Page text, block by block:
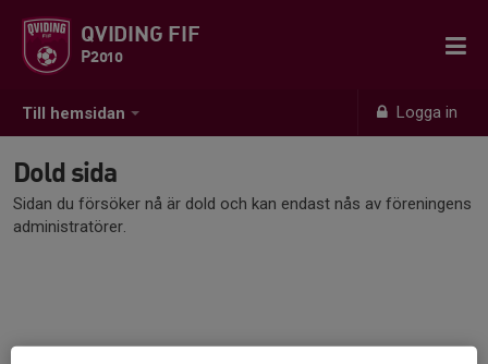
Till hemsidan Logga in
QVIDING FIF
P2010
Dold sida
Sidan du försöker nå är dold och kan endast nås av föreningens
administratörer.